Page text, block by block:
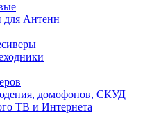
для Антенн
домофонов, СКУД
ТВ и Интернета